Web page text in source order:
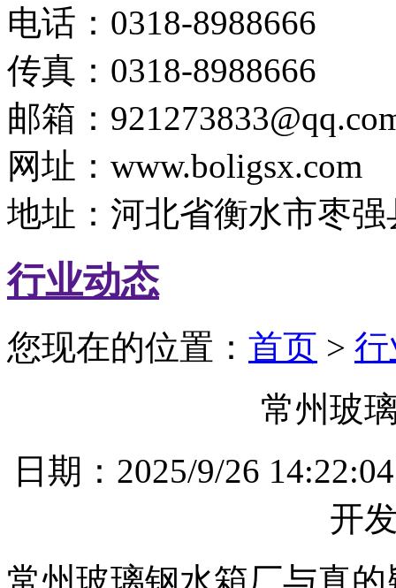
电话：0318-8988666
传真：0318-8988666
邮箱：
网址：www.boligsx.com
地址：河北省衡水市枣
行业动态
您现在的位置： 首页 >
常州玻
日期：2025/9/26
开